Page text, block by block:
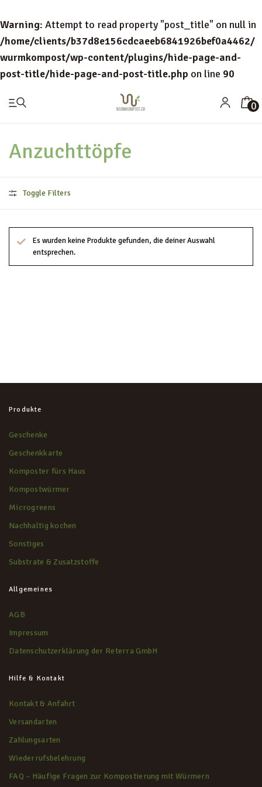
Warning: Attempt to read property "post_title" on null in
/home/clients/b37d8e156cdcaeeb6841926bef0a4462/
wurmkompost/wp-content/plugins/hide-page-and-
post-title/hide-page-and-post-title.php on line 90
0
Anzuchttöpfe
Toggle Filters
Es wurden keine Produkte gefunden, die deiner Auswahl
entsprechen.
Produkte
Geschenke
Geschenkkarte
Komposter fürs Haus
Kompostwürmer
Microgreens
Nachhaltig kochen
Sonstiges
Substrate & Zusatzstoffe
Allgemeines
AGB
Impressum
Datenschutzerklärung der Reterra GmbH
Hilfe & Kontakt
Kontakt & Anfahrt
Versandarten
Zahlungsarten
Wiederrufsbelehrung
FAQ – Häufige Fragen zur Kompostierung mit Würmern
KOMPOSTWÜRMER
KOMPOSTZUBEHÖR
BLOG
ANLEITUNGEN